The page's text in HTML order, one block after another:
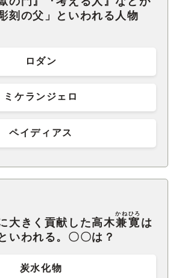
刻の父」といわれる人物
ロダン
ミケランジェロ
ペイディアス
大きく貢献した高木兼寛
かねひろ
は
いわれる。〇〇は？
炭水化物